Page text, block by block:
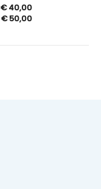
€ 40,00
€ 50,00